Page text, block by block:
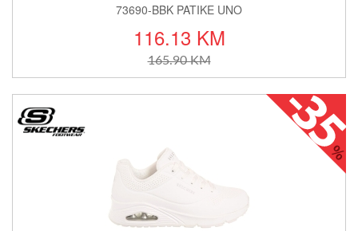
73690-BBK PATIKE UNO
116.13 KM
165.90 KM